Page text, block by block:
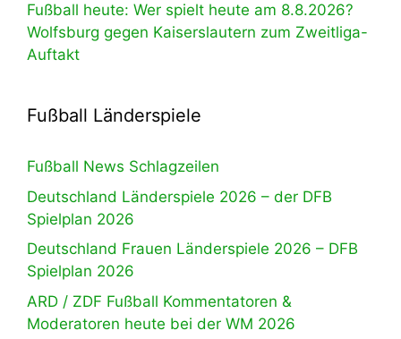
Fußball heute: Wer spielt heute am 8.8.2026?
Wolfsburg gegen Kaiserslautern zum Zweitliga-
Auftakt
Fußball Länderspiele
Fußball News Schlagzeilen
Deutschland Länderspiele 2026 – der DFB
Spielplan 2026
Deutschland Frauen Länderspiele 2026 – DFB
Spielplan 2026
ARD / ZDF Fußball Kommentatoren &
Moderatoren heute bei der WM 2026